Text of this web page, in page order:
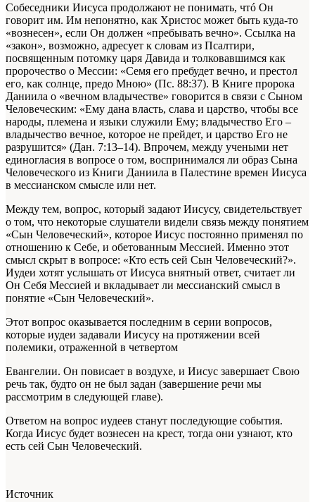
Собеседники Иисуса продолжают не понимать, чтó Он
говорит им. Им непонятно, как Христос может быть куда-то
«вознесен», если Он должен «пребывать вечно». Ссылка на
«закон», возможно, адресует к словам из Псалтири,
посвященным потомку царя Давида и толковавшимся как
пророчество о Мессии: «Семя его пребудет вечно, и престол
его, как солнце, предо Мною» (Пс. 88:37). В Книге пророка
Даниила о «вечном владычестве» говорится в связи с Сыном
Человеческим: «Ему дана власть, слава и царство, чтобы все
народы, племена и языки служили Ему; владычество Его –
владычество вечное, которое не прейдет, и царство Его не
разрушится» (Дан. 7:13–14). Впрочем, между учеными нет
единогласия в вопросе о том, воспринимался ли образ Сына
Человеческого из Книги Даниила в Палестине времен Иисуса
в мессианском смысле или нет.
Между тем, вопрос, который задают Иисусу, свидетельствует
о том, что некоторые слушатели видели связь между понятием
«Сын Человеческий», которое Иисус постоянно применял по
отношению к Себе, и обетованным Мессией. Именно этот
смысл скрыт в вопросе: «Кто есть сей Сын Человеческий?».
Иудеи хотят услышать от Иисуса внятный ответ, считает ли
Он Себя Мессией и вкладывает ли мессианский смысл в
понятие «Сын Человеческий».
Этот вопрос оказывается последним в серии вопросов,
которые иудеи задавали Иисусу на протяжении всей
полемики, отраженной в четвертом
Евангелии. Он повисает в воздухе, и Иисус завершает Свою
речь так, будто он не был задан (завершение речи мы
рассмотрим в следующей главе).
Ответом на вопрос иудеев станут последующие события.
Когда Иисус будет вознесен на крест, тогда они узнают, кто
есть сей Сын Человеческий.
Источник